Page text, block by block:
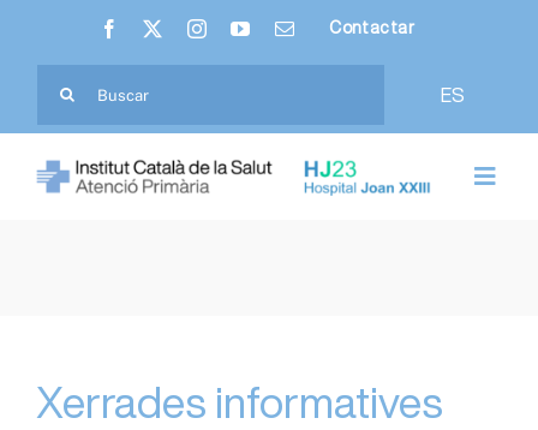
content
Contactar
ES
Atenció Primària
Xerrades informatives